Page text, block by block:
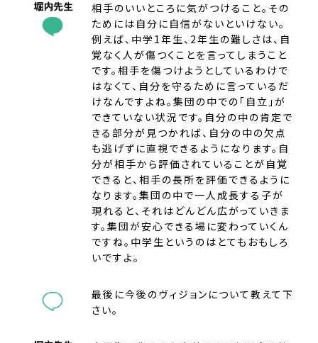
相手のいいところに気がつけること。その
ためには自分に自信がないといけない。
例えば、中学1年生、2年生の難しさは、自
覚なく人が傷つくことを言ってしまうこと
です。相手を傷つけようとしているわけで
はなくて、自分を守るために言っているだ
けなんですよね。集団の中での「自立」が
できていない状況です。自分の中の肯定で
きる部分が見つかれば、自分の中の欠点
も逃げずに直視できるようになります。自
分が相手から評価されていることが自覚
できると、相手の長所を評価できるように
なります。集団の中で一人成長する子が
現れると、それはどんどん広がっていきま
す。集団が安心できる場に変わっていくん
ですね。中学生というのはとてもおもしろ
いですよ。
最後に今後のヴィジョンについて教えて下
さい。